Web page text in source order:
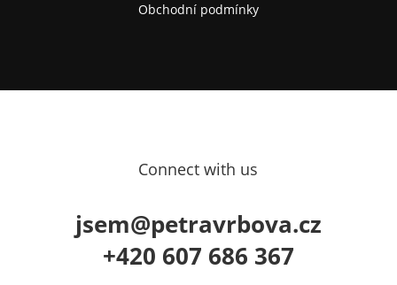
Obchodní podmínky
Connect with us
jsem@petravrbova.cz
+420 607 686 367